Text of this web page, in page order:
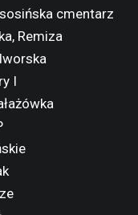
cmentarz
Remiza
I